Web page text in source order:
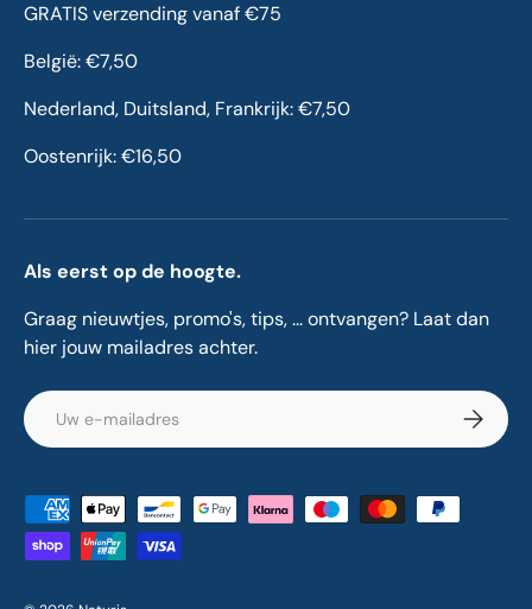
GRATIS verzending vanaf €75
België: €7,50
Nederland, Duitsland, Frankrijk: €7,50
Oostenrijk: €16,50
Als eerst op de hoogte.
Graag nieuwtjes, promo's, tips, ... ontvangen? Laat dan
hier jouw mailadres achter.
E-mailadres
Geaccepteerde betaalmethoden